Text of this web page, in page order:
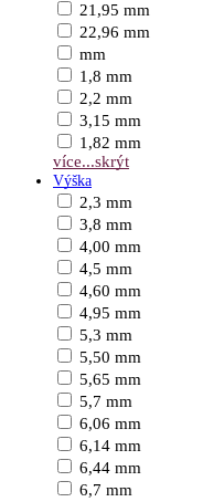
21,95 mm
22,96 mm
mm
1,8 mm
2,2 mm
3,15 mm
1,82 mm
více...skrýt
Výška
2,3 mm
3,8 mm
4,00 mm
4,5 mm
4,60 mm
4,95 mm
5,3 mm
5,50 mm
5,65 mm
5,7 mm
6,06 mm
6,14 mm
6,44 mm
6,7 mm